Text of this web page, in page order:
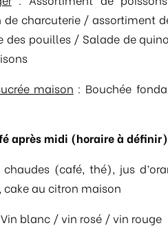
de charcuterie / assortiment
des pouilles / Salade de
maison : Bouchée
après midi (horaire à définir)
chaudes (café, thé), jus
cake au citron maison
blanc / vin rosé / vin rouge